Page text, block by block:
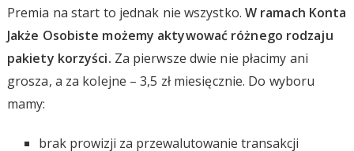
Premia na start to jednak nie wszystko. W ramach Konta
Jakże Osobiste możemy aktywować różnego rodzaju
pakiety korzyści. Za pierwsze dwie nie płacimy ani
grosza, a za kolejne – 3,5 zł miesięcznie. Do wyboru
mamy:
brak prowizji za przewalutowanie transakcji